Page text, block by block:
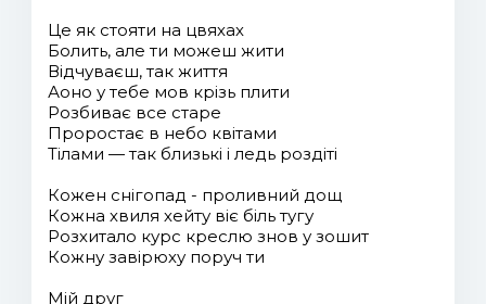
Це як стояти на цвяхах
Болить, але ти можеш жити
Відчуваєш, так життя
Аоно у тебе мов крізь плити
Розбиває все старе
Проростає в небо квітами
Тілами — так близькі і ледь роздіті
Кожен снігопад - проливний дощ
Кожна хвиля хейту віє біль тугу
Розхитало курс креслю знов у зошит
Кожну завірюху поруч ти
Мій друг